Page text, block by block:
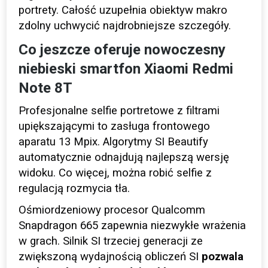
portrety. Całość uzupełnia obiektyw makro
zdolny uchwycić najdrobniejsze szczegóły.
Co jeszcze oferuje nowoczesny
niebieski smartfon Xiaomi Redmi
Note 8T
Profesjonalne selfie portretowe z filtrami
upiększającymi to zasługa frontowego
aparatu 13 Mpix. Algorytmy SI Beautify
automatycznie odnajdują najlepszą wersję
widoku. Co więcej, można robić selfie z
regulacją rozmycia tła.
Ośmiordzeniowy procesor Qualcomm
Snapdragon 665 zapewnia niezwykłe wrażenia
w grach. Silnik SI trzeciej generacji ze
zwiększoną wydajnością obliczeń SI pozwala